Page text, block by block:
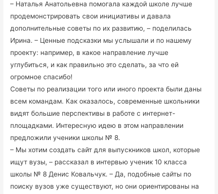
– Наталья Анатольевна помогала каждой школе лучше
продемонстрировать свои инициативы и давала
дополнительные советы по их развитию, – поделилась
Ирина. – Ценные подсказки мы услышали и по нашему
проекту: например, в какое направление лучше
углубиться, и как правильно это сделать, за что ей
огромное спасибо!
Советы по реализации того или иного проекта были даны
всем командам. Как оказалось, современные школьники
видят большие перспективы в работе с интернет-
площадками. Интересную идею в этом направлении
предложили ученики школы № 8.
– Мы хотим создать сайт для выпускников школ, которые
ищут вузы, – рассказал в интервью ученик 10 класса
школы № 8 Денис Ковальчук. – Да, подобные сайты по
поиску вузов уже существуют, но они ориентированы на